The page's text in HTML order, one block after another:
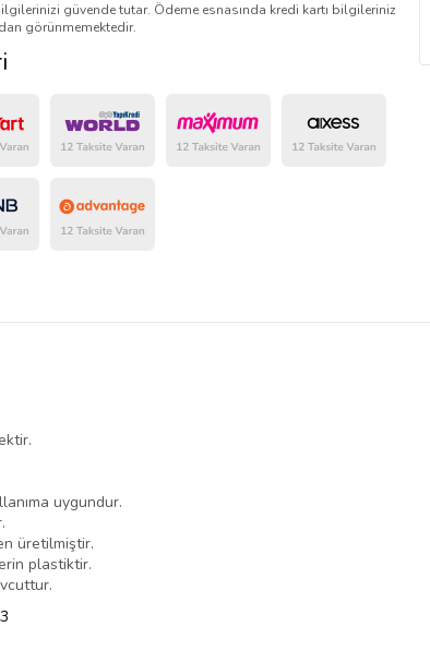
güvende tutar. Ödeme esnasında kredi kartı bilgileriniz
görünmemektedir.
uygundur.
üretilmiştir.
plastiktir.